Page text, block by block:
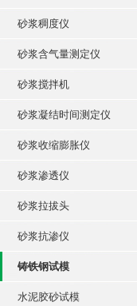
砂浆稠度仪
砂浆含气量测定仪
砂浆搅拌机
砂浆凝结时间测定仪
砂浆收缩膨胀仪
砂浆渗透仪
砂浆拉拔头
砂浆抗渗仪
铸铁钢试模
水泥胶砂试模